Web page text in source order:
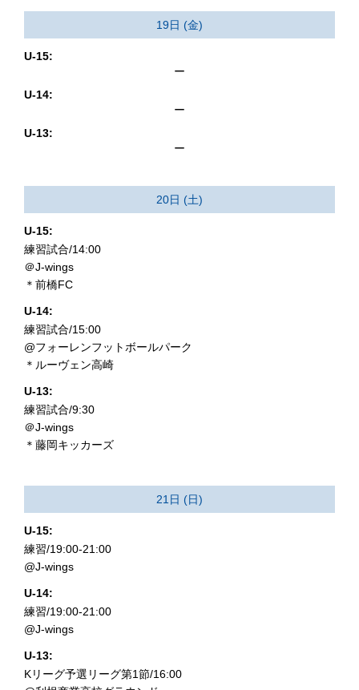
19日 (金)
U-15:
ー
U-14:
ー
U-13:
ー
20日 (土)
U-15:
練習試合/14:00
＠J-wings
＊前橋FC
U-14:
練習試合/15:00
@フォーレンフットボールパーク
＊ルーヴェン高崎
U-13:
練習試合/9:30
＠J-wings
＊藤岡キッカーズ
21日 (日)
U-15:
練習/19:00-21:00
@J-wings
U-14:
練習/19:00-21:00
@J-wings
U-13:
Kリーグ予選リーグ第1節/16:00